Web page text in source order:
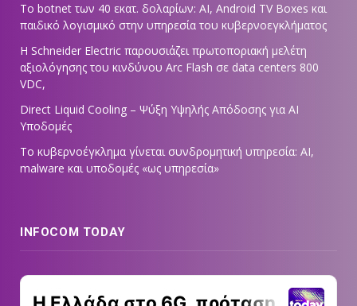
Το botnet των 40 εκατ. δολαρίων: AI, Android TV Boxes και
παιδικό λογισμικό στην υπηρεσία του κυβερνοεγκλήματος
Η Schneider Electric παρουσιάζει πρωτοποριακή μελέτη
αξιολόγησης του κινδύνου Arc Flash σε data centers 800
VDC,
Direct Liquid Cooling – Ψύξη Υψηλής Απόδοσης για AI
Υποδομές
Το κυβερνοέγκλημα γίνεται συνδρομητική υπηρεσία: AI,
malware και υποδομές «ως υπηρεσία»
INFOCOM TODAY